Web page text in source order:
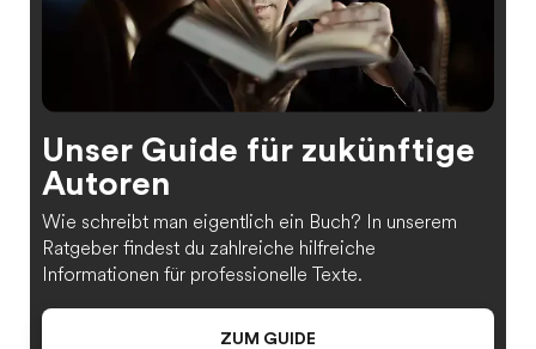
Unser Guide für zukünftige
Autoren
Wie schreibt man eigentlich ein Buch? In unserem
Ratgeber findest du zahlreiche hilfreiche
Informationen für professionelle Texte.
ZUM GUIDE